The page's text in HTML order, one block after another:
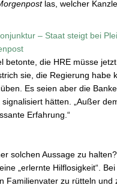
las, welcher
– Staat steigt bei
betonte, die HRE müsse
sie, die Regierung habe
Es seien aber die
signalisiert hätten. „Außer
Erfahrung.“
solchen Aussage zu
„erlernte Hilflosigkeit“.
Familienvater zu rütteln